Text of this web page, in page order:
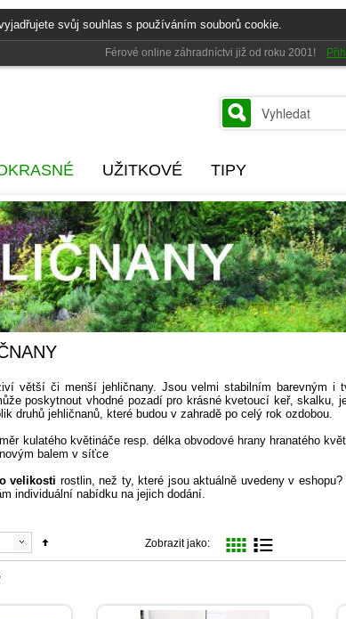
svůj souhlas s používáním souborů cookie.
Férové online záhradníctvi již od roku 2001!
UŽITKOVÉ TIPY
větší či menší jehličnany. Jsou velmi stabilním barevným i
poskytnout vhodné pozadí pro krásné kvetoucí keř, skalku,
druhů jehličnanů, které budou v zahradě po celý rok ozdobou.
kulatého květináče resp. délka obvodové hrany hranatého
balem v síťce
velikosti rostlin, než ty, které jsou aktuálně uvedeny v
individuální nabídku na jejich dodání.
Zobrazit jako: